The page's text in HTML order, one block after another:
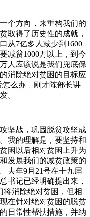
个方向，来重构我们的
取得了历史性的成就，
从7亿多人减少到1600
减贫1000万以上，到今
人应该说是我们兜底保
消除绝对贫困的目标应
怎么办，刚才陈部长讲
。
坚战，巩固脱贫攻坚成
我的理解是，要坚持和
困以后相对贫困上升为
发展我们的减贫政策的
去年9月21号在十九届
书记已经明确提出来，
将消除绝对贫困，但相
在针对绝对贫困的脱贫
日常性帮扶措施，并纳